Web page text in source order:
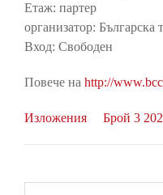
Етаж: партер
организатор:
Вход: Свободен
Повече на http://
Изложения Брой 3